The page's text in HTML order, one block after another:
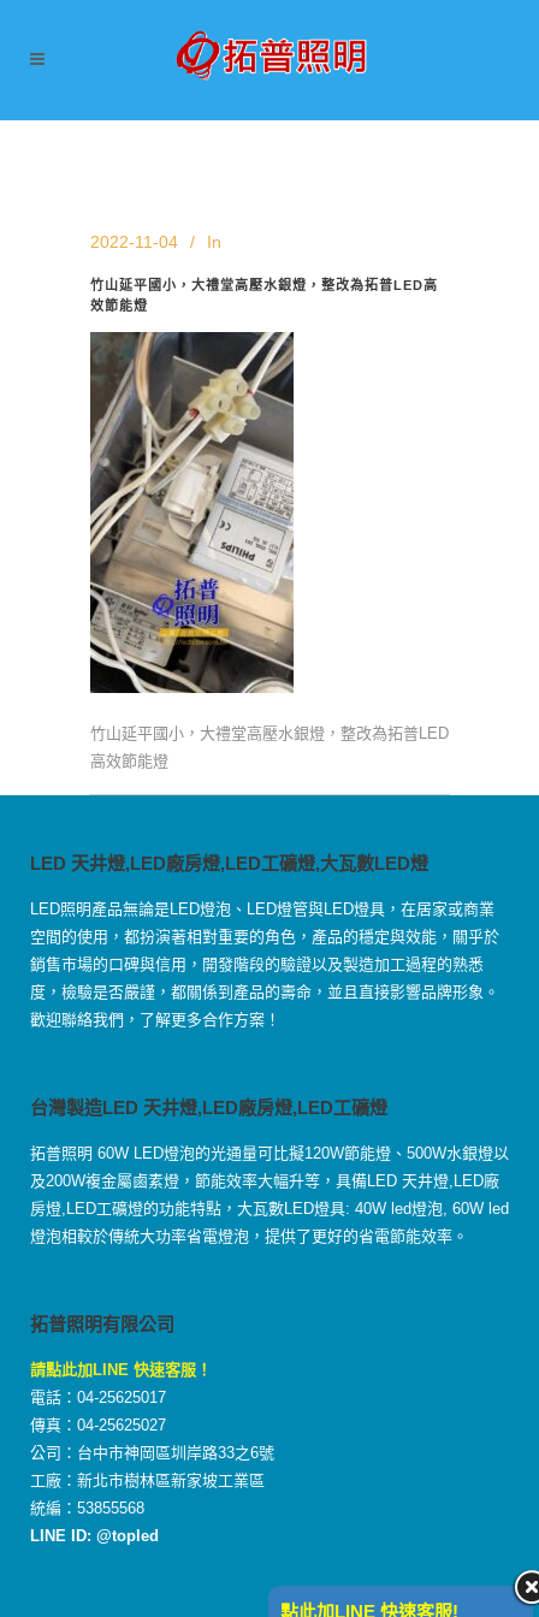
2022-11-04 In
竹山延平國小，大禮堂高壓水銀燈，整改為拓普LED高
效節能燈
竹山延平國小，大禮堂高壓水銀燈，整改為拓普LED
高效節能燈
LED 天井燈,LED廠房燈,LED工礦燈,大瓦數LED燈
LED照明產品無論是LED燈泡、LED燈管與LED燈具，在居家或商業
空間的使用，都扮演著相對重要的角色，產品的穩定與效能，關乎於
銷售市場的口碑與信用，開發階段的驗證以及製造加工過程的熟悉
度，檢驗是否嚴謹，都關係到產品的壽命，並且直接影響品牌形象。
歡迎聯絡我們，了解更多合作方案！
台灣製造LED 天井燈,LED廠房燈,LED工礦燈
拓普照明 60W LED燈泡的光通量可比擬120W節能燈、500W水銀燈以
及200W複金屬鹵素燈，節能效率大幅升等，具備LED 天井燈,LED廠
房燈,LED工礦燈的功能特點，大瓦數LED燈具: 40W led燈泡, 60W led
燈泡相較於傳統大功率省電燈泡，提供了更好的省電節能效率。
拓普照明有限公司
請點此加LINE 快速客服！
電話：04-25625017
傳真：04-25625027
公司：台中市神岡區圳岸路33之6號
工廠：新北市樹林區新家坡工業區
統編：53855568
LINE ID: @topled
點此加LINE 快速客服!